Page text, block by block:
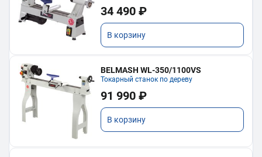
34 490 ₽
В корзину
BELMASH WL-350/1100VS
Токарный станок по дереву
91 990 ₽
В корзину